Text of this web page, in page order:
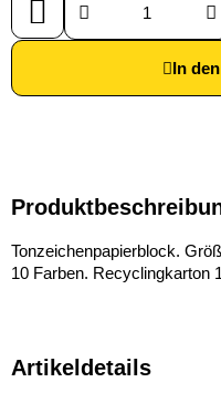
In
Tonzeichenpapierblock.
10 Farben. Recyclingkarton
Artikeldetails